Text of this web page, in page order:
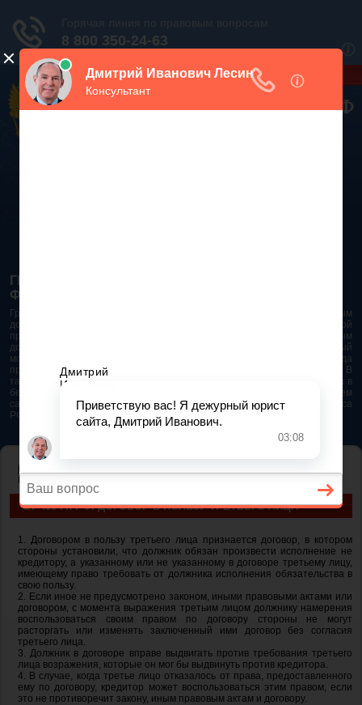
ГРАЖДАНСКИЙ КОДЕКС РОССИЙСКОЙ
ФЕДЕРАЦИИ 2026 - 2025
Гражданский Кодекс Российской Федерации является основным
документом правового поля в Российской Федерации. И именно по этой
причине в него часто вносят изменения. При работе с таким важным
документом необходимо убедиться в его актуальности на данный
момент. Разобраться во всех тонкостях и нюансах не всегда
представляется возможным. Особенно если это нужно сделать быстро. В
таком случае самым простым и эффективным решением будет звонок в
бесплатную юридическую консультацию. Телефон указан на нашем
сайте. На сайте опубликована последняя редакция Гражданского кодекса
РФ 2026 - 2025
СТ 430 ГК РФ. ДОГОВОР В ПОЛЬЗУ ТРЕТЬЕГО ЛИЦА
1. Договором в пользу третьего лица признается договор, в котором
стороны установили, что должник обязан произвести исполнение не
кредитору, а указанному или не указанному в договоре третьему лицу,
имеющему право требовать от должника исполнения обязательства в
свою пользу.
2. Если иное не предусмотрено законом, иными правовыми актами или
договором, с момента выражения третьим лицом должнику намерения
воспользоваться своим правом по договору стороны не могут
расторгать или изменять заключенный ими договор без согласия
третьего лица.
3. Должник в договоре вправе выдвигать против требования третьего
лица возражения, которые он мог бы выдвинуть против кредитора.
4. В случае, когда третье лицо отказалось от права, предоставленного
ему по договору, кредитор может воспользоваться этим правом, если
это не противоречит закону, иным правовым актам и договору.